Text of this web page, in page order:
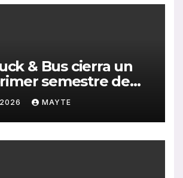
& Bus cierra un
semestre de
crecimiento en
y
MAYTE